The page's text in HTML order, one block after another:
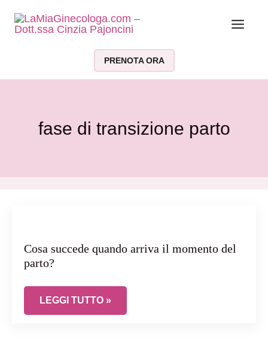
PRENOTA ORA
fase di transizione parto
Cosa succede quando arriva il momento del
parto?
COSA SUCCEDE QUANDO ARRIVA IL
LEGGI TUTTO »